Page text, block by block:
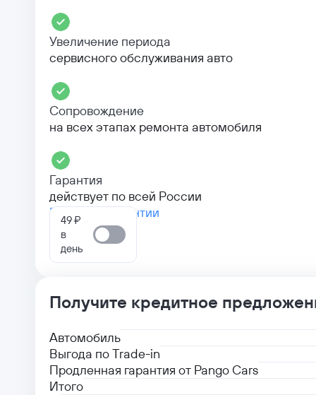
Увеличение периода
сервисного обслуживания авто
Сопровождение
на всех этапах ремонта автомобиля
Гарантия
действует по всей России
Больше о гарантии
49 ₽
в
день
Получите кредитное
Автомобиль
Выгода по Trade-in
Продленная гарантия от Pango Cars
Итого